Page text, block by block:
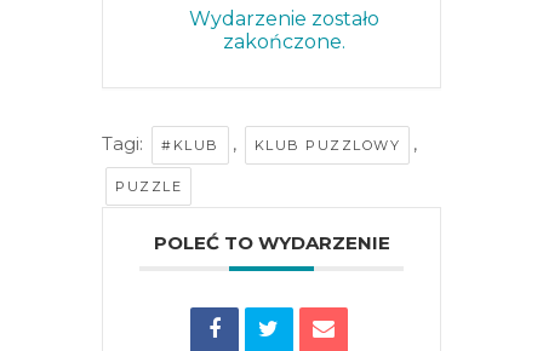
Wydarzenie zostało
zakończone.
Tagi: #KLUB , KLUB PUZZLOWY ,
PUZZLE
POLEĆ TO WYDARZENIE